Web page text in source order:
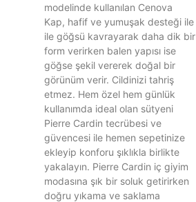
modelinde kullanılan Cenova
Kap, hafif ve yumuşak desteği ile
ile göğsü kavrayarak daha dik bir
form verirken balen yapısı ise
göğse şekil vererek doğal bir
görünüm verir. Cildinizi tahriş
etmez. Hem özel hem günlük
kullanımda ideal olan sütyeni
Pierre Cardin tecrübesi ve
güvencesi ile hemen sepetinize
ekleyip konforu şıklıkla birlikte
yakalayın. Pierre Cardin iç giyim
modasına şık bir soluk getirirken
doğru yıkama ve saklama